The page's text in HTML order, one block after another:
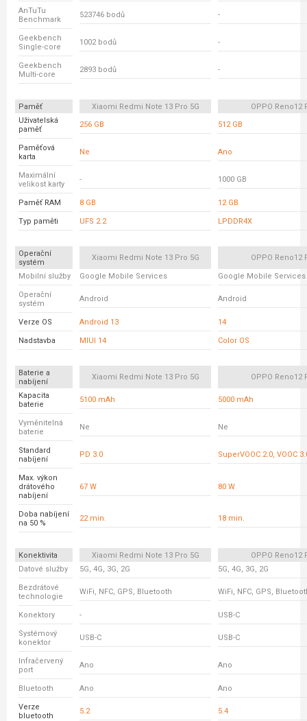
AnTuTu
Benchmark
523746 bodů -
Geekbench
Single-core
1002 bodů -
Geekbench
Multi-core
2893 bodů -
Paměť Xiaomi Redmi Note 13 Pro 5G
OPPO Reno12
Uživatelská
paměť
256 GB 512 GB
Paměťová
karta
Ne Ano
Maximální
velikost karty
- 1000 GB
Paměť RAM 8 GB 12 GB
Typ paměti UFS 2.2 LPDDR4X
Operační
systém
Xiaomi Redmi Note 13 Pro 5G OPPO Reno12
Mobilní služby Google Mobile Services Google Mobile Services
Operační
systém
Android Android
Verze OS Android 13 14
Nadstavba MIUI 14 Color OS
Baterie a
nabíjení
Xiaomi Redmi Note 13 Pro 5G OPPO Reno12
Kapacita
baterie
5100 mAh 5000 mAh
Vyměnitelná
baterie
Ne Ne
Standard
nabíjení
PD 3.0 SuperVOOC 2.0, VOOC
Max. výkon
drátového
nabíjení
67 W 80 W
Doba nabíjení
na 50 %
22 min. 18 min.
Konektivita Xiaomi Redmi Note 13 Pro 5G
OPPO Reno12
Datové služby
5G, 4G, 3G, 2G 5G, 4G, 3G, 2G
Bezdrátové
technologie
WiFi, NFC, GPS, Bluetooth WiFi, NFC, GPS,
Konektory - USB-C
Systémový
konektor
USB-C USB-C
Infračervený
port
Ano Ano
Bluetooth Ano Ano
Verze
bluetooth
5.2 5.4